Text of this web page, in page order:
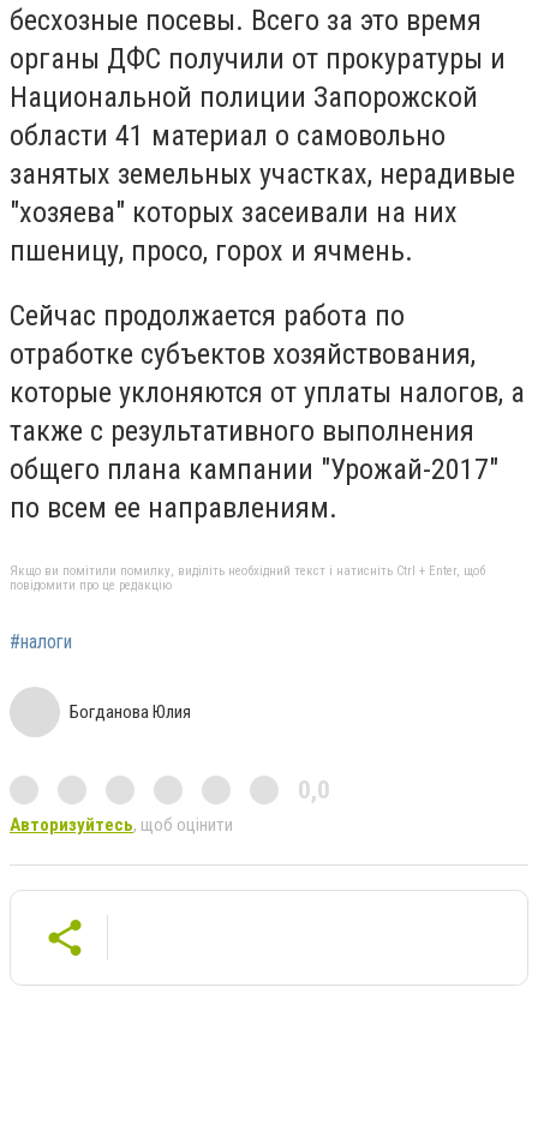
бесхозные посевы. Всего за это время
органы ДФС получили от прокуратуры и
Национальной полиции Запорожской
области 41 материал о самовольно
занятых земельных участках, нерадивые
"хозяева" которых засеивали на них
пшеницу, просо, горох и ячмень.
Сейчас продолжается работа по
отработке субъектов хозяйствования,
которые уклоняются от уплаты налогов, а
также с результативного выполнения
общего плана кампании "Урожай-2017"
по всем ее направлениям.
Якщо ви помітили помилку, виділіть необхідний текст і натисніть Ctrl + Enter, щоб
повідомити про це редакцію
#налоги
Богданова Юлия
0,0
Авторизуйтесь, щоб оцінити